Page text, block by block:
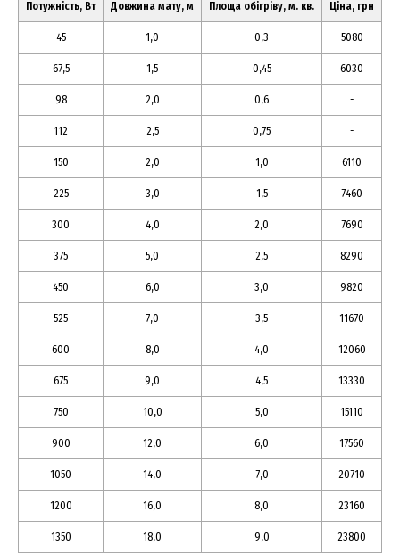
Потужність, Вт Довжина мату, м Площа обігріву, м. кв. Ціна, грн
45 1,0 0,3 5080
67,5 1,5 0,45 6030
98 2,0 0,6 -
112 2,5 0,75 -
150 2,0 1,0 6110
225 3,0 1,5 7460
300 4,0 2,0 7690
375 5,0 2,5 8290
450 6,0 3,0 9820
525 7,0 3,5 11670
600 8,0 4,0 12060
675 9,0 4,5 13330
750 10,0 5,0 15110
900 12,0 6,0 17560
1050 14,0 7,0 20710
1200 16,0 8,0 23160
1350 18,0 9,0 23800